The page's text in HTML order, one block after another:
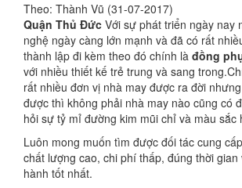
Theo: Thành Vũ (31-07-2017)
Quận Thủ Đức Với sự phát triển ngày nay
nghệ ngày càng lớn mạnh và đã có rất
thành lập đi kèm theo đó chính là đồng
với nhiều thiết kế trẻ trung và sang
rất nhiều đơn vị nhà may được ra đời
được thì không phải nhà may nào cũng có
hỏi sự tỷ mỉ đường kim mũi chỉ và màu sắc
Luôn mong muốn tìm được đối tác cung cấp
chất lượng cao, chi phí thấp, đúng thời gian
hành tốt nhất.